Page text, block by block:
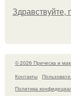
© 2026 Прическа и
Контакты
Политика